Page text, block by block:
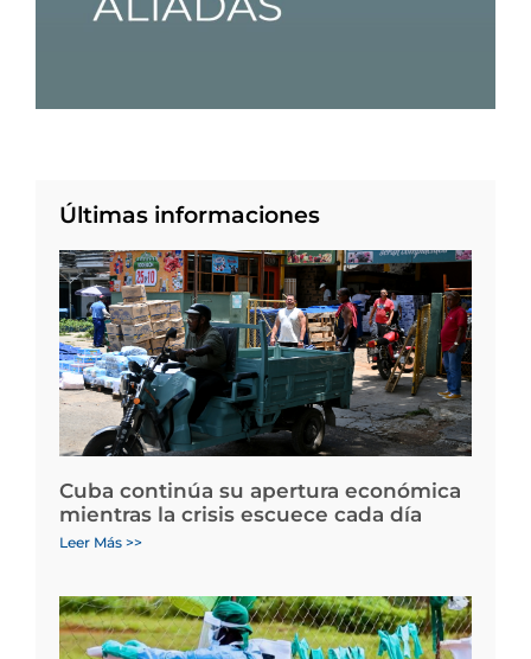
Últimas informaciones
Cuba continúa su apertura económica
mientras la crisis escuece cada día
Leer Más >>